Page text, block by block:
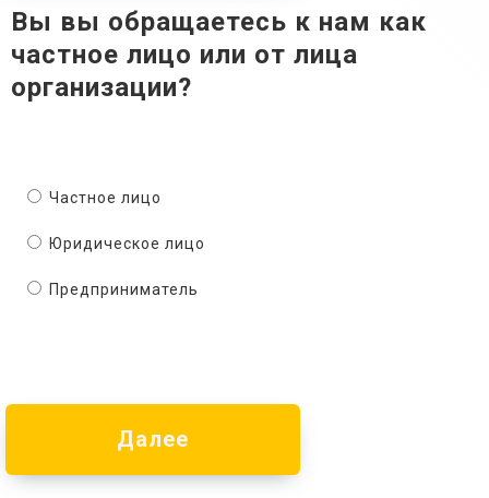
Вы вы обращаетесь к нам как
частное лицо или от лица
организации?
Частное лицо
Юридическое лицо
Предприниматель
Далее